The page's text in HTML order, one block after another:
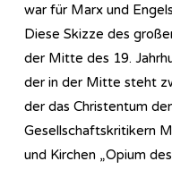
war für Marx und
Diese Skizze des
der Mitte des 19.
der in der Mitte steht
der das Christentum
Gesellschaftskritikern
und Kirchen „Opium